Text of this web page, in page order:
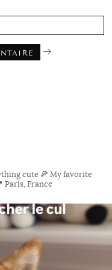
cute 🍕 My favorite
Paris, France